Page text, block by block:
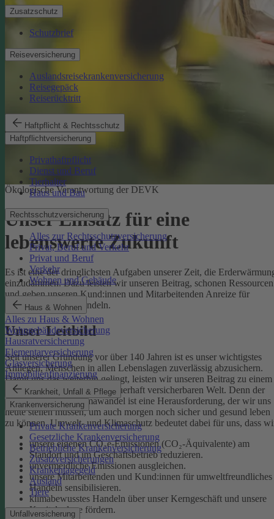
Zusatzschutz
Schutzbrief
Reiseversicherung
Auslandsreisekrankenversicherung
Reisegepäck
Reiserücktritt
Haftpflicht & Rechtsschutz
Haftpflichtversicherung
Privathaftpflicht
Dienst und Beruf
Tierhalter
Haus und Bau
Rechtsschutzversicherung
Alles zur Rechtsschutzversicherung
Privat, Beruf und Verkehr
Privat und Beruf
Verkehr
Wohnen und Gebäude
Haus & Wohnen
Alles zu Haus & Wohnen
Wohngebäudeversicherung
Hausratversicherung
Elementarversicherung
Glasversicherung
Immobilienfinanzierung
Krankheit, Unfall & Pflege
Krankenversicherung
Private Krankenversicherung
Gesetzliche Krankenversicherung
Betriebliche Krankenversicherung
Zusatzversicherungen
Krankentagegeld
Ausland
Tiere
Unfallversicherung
Ökologische Verantwortung der DEVK
Unser Einsatz für eine
lebenswerte Zukunft
Es ist eine der dringlichsten Aufgaben unserer Zeit, die
einzudämmen. Dazu leisten wir unseren Beitrag, schonen Ressourcen
und geben unseren Kund:innen und Mitarbeitenden Anreize für
umweltbewusstes Handeln.
Unser Leitbild
Seit unserer Gründung vor über 140 Jahren ist es unser wichtigstes
Anliegen, Menschen in allen Lebenslagen zuverlässig abzusichern.
Damit uns das weiterhin gelingt, leisten wir unseren Beitrag zu einem
gesunden Klima und einer dauerhaft versicherbaren Welt. Denn der
menschgemachte Klimawandel ist eine Herausforderung, der wir uns
heute stellen müssen, um auch morgen noch sicher und gesund leben
zu können.Umwelt- und Klimaschutz bedeutet dabei für uns, dass
unsere eigenen CO₂e-Emissionen (CO₂-Äquivalente) am
Standort und im Geschäftsbetrieb reduzieren.
unvermeidliche Emissionen ausgleichen.
unsere Mitarbeitenden und Kund:innen für umweltfreundliches
Handeln sensibilisieren.
klimabewusstes Handeln über unser Kerngeschäft und unsere
Kapitalanlage fördern.